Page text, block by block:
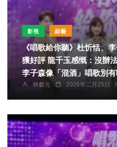
影視 綜藝
《唱歌給你聽》杜忻恬、
獲好評 龍千玉感慨：沒辦法一時放下 杜忻恬妙喻
李子森像「混酒」唱歌別有味道 許志豪自
不揚但很百搭」
林獻元 2026年二月25日